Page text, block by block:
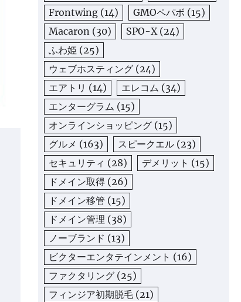
Frontwing (14) GMOペパボ (15)
Macaron (30) SPO-X(24)
ふわ姫 (25)
ウェブホスティング (24)
エアトリ (14) エレコム (34)
エンターグラム (15)
オンラインショッピング (15)
グルメ (163) スピークエル (23)
セキュリティ (28) デメリット (15)
ドメイン取得 (26)
ドメイン移管 (15)
ドメイン管理 (38)
ノーブランド (13)
ビクターエンタテインメント (16)
ファクタリング (25)
フィンジア初期脱毛 (21)